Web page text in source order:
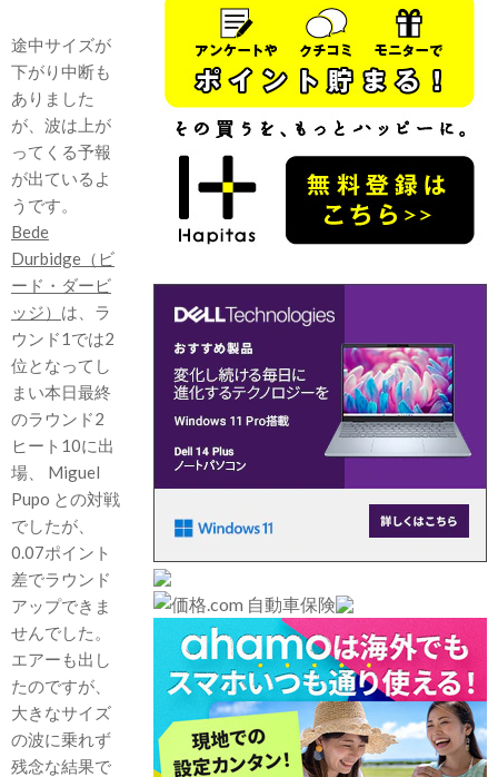
途中サイズが
下がり中断も
ありました
が、波は上が
ってくる予報
が出ているよ
うです。
Bede
Durbidge（ビ
ード・ダービ
ッジ） は、ラ
ウンド1では2
位となってし
まい本日最終
のラウンド2
ヒート10に出
場、 Miguel
Pupo との対戦
でしたが、
0.07ポイント
差でラウンド
アップできま
せんでした。
エアーも出し
たのですが、
大きなサイズ
の波に乗れず
残念な結果で